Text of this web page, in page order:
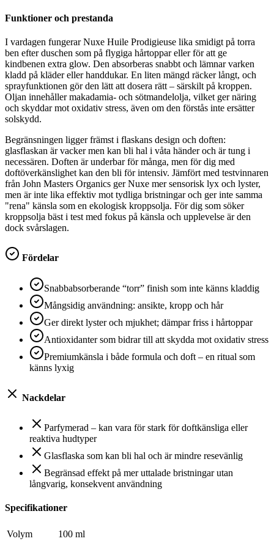
Funktioner och prestanda
I vardagen fungerar Nuxe Huile Prodigieuse lika smidigt på torra
ben efter duschen som på flygiga hårtoppar eller för att ge
kindbenen extra glow. Den absorberas snabbt och lämnar varken
kladd på kläder eller handdukar. En liten mängd räcker långt, och
sprayfunktionen gör den lätt att dosera rätt – särskilt på kroppen.
Oljan innehåller makadamia- och sötmandelolja, vilket ger näring
och skyddar mot oxidativ stress, även om den förstås inte ersätter
solskydd.
Begränsningen ligger främst i flaskans design och doften:
glasflaskan är vacker men kan bli hal i våta händer och är tung i
necessären. Doften är underbar för många, men för dig med
doftöverkänslighet kan den bli för intensiv. Jämfört med testvinnaren
från John Masters Organics ger Nuxe mer sensorisk lyx och lyster,
men är inte lika effektiv mot tydliga bristningar och ger inte samma
"rena" känsla som en ekologisk kroppsolja. För dig som söker
kroppsolja bäst i test med fokus på känsla och upplevelse är den
dock svårslagen.
Fördelar
Snabbabsorberande “torr” finish som inte känns kladdig
Mångsidig användning: ansikte, kropp och hår
Ger direkt lyster och mjukhet; dämpar friss i hårtoppar
Antioxidanter som bidrar till att skydda mot oxidativ stress
Premiumkänsla i både formula och doft – en ritual som
känns lyxig
Nackdelar
Parfymerad – kan vara för stark för doftkänsliga eller
reaktiva hudtyper
Glasflaska som kan bli hal och är mindre resevänlig
Begränsad effekt på mer uttalade bristningar utan
långvarig, konsekvent användning
Specifikationer
Volym
100 ml